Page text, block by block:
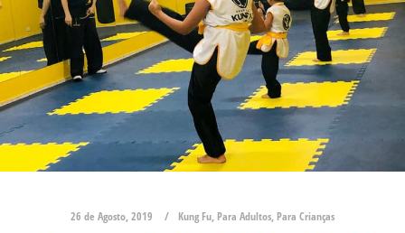
26 de Agosto, 2019 Kung Fu Para Adultos Para Crianças